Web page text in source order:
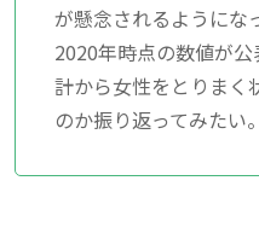
が懸念されるように
2020年時点の数値が
計から女性をとりまく
のか振り返ってみたい。